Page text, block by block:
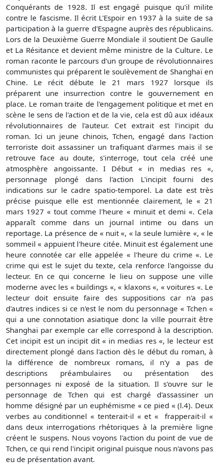
Conquérants de 1928. Il est engagé puisque qu'il milite
contre le fascisme. Il écrit L'Espoir en 1937 à la suite de sa
participation à la guerre d'Espagne auprès des républicains.
Lors de la Deuxième Guerre Mondiale il soutient De Gaulle
et La Résitance et devient même ministre de la Culture. Le
roman raconte le parcours d'un groupe de révolutionnaires
communistes qui préparent le soulèvement de Shanghaï en
Chine. Le récit débute le 21 mars 1927 lorsque ils
préparent une insurrection contre le gouvernement en
place. Le roman traite de l'engagement politique et met en
scène le sens de l'action et de la vie, cela est dû aux idéaux
révolutionnaires de l'auteur. Cet extrait est l'incipit du
roman. Ici un jeune chinois, Tchen, engagé dans l'action
terroriste doit assassiner un trafiquant d'armes mais il se
retrouve face au doute, s'interroge, tout cela créé une
atmosphère angoissante. I Début « in medias res «,
personnage plongé dans l'action L'incipit fourni des
indications sur le cadre spatio-temporel. La date est très
précise puisque elle est mentionnée clairement, le « 21
mars 1927 « tout comme l'heure « minuit et demi «. Cela
apparaît comme dans un journal intime ou dans un
reportage. La présence de « nuit «, « la seule lumière «, « le
sommeil « appuient l'heure citée. Minuit est également une
heure connotée car elle appelée « l'heure du crime «. Le
crime qui est le sujet du texte, cela renforce l'angoisse du
lecteur. En ce qui concerne le lieu on suppose une ville
moderne avec les « buildings «, « klaxons «, « voitures «. Le
lecteur doit ensuite faire des suppositions car n'a pas
d'autres indices si ce n'est le nom du personnage « Tchen «
qui a une connotation asiatique donc la ville pourrait être
Shanghaï par exemple car elle correspond à la description.
Cet incipit est un incipit dit « in medias res «, le lecteur est
directement plongé dans l'action dès le début du roman, à
la différence de nombreux romans, il n'y a pas de
descriptions préambulaires ou présentation des
personnages ni exposé de la situation. Il s'ouvre sur le
personnage de Tchen qui est chargé d'assassiner un
homme désigné par un euphémisme « ce pied « (l.4). Deux
verbes au conditionnel « tenterait-il « et « frapperait-il «
dans deux interrogations rhétoriques à la première ligne
créent le suspens. Nous voyons l'action du point de vue de
Tchen, ce qui rend l'incipit original puisque nous n'avons pas
eu de présentation avant.